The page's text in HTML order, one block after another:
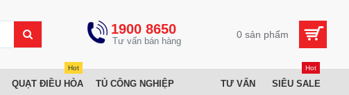
1900 8650 0 sản phẩm
QUẠT ĐIỀU HÒA
Hot
TỦ CÔNG NGHIỆP TƯ VẤN SIÊU SALE
Hot